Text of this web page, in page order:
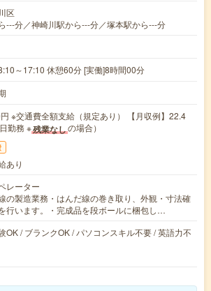
区
---分／神崎川駅から---分／塚本駅から---分
～17:10 休憩60分 [実働]8時間00分
※交通費全額支給（規定あり） 【月収例】22.4
勤務 ※残業なしの場合）
あり
レーター
の製造業務・はんだ線の巻き取り、外観・寸法確
行います。・完成品を段ボールに梱包し…
OK / ブランクOK / パソコンスキル不要 / 英語力不